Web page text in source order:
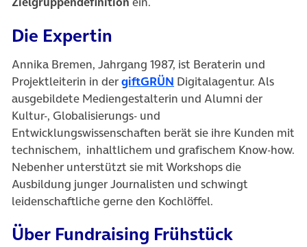
Die Expertin
Annika Bremen, Jahrgang 1987, ist Beraterin und
Projektleiterin in dergiftGRÜN Digitalagentur. Als
ausgebildete Mediengestalterin und Alumni der
Kultur-, Globalisierungs- und
Entwicklungswissenschaften berät sie ihre Kunden mit
technischem, inhaltlichem und grafischem Know-how.
Nebenher unterstützt sie mit Workshops die
Ausbildung junger Journalisten und schwingt
leidenschaftliche gerne den Kochlöffel.
Über Fundraising Frühstück